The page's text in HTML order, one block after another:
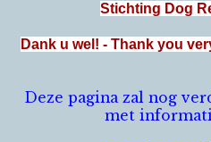
Stichting Dog
Dank u wel! - Thank you
Deze pagina zal nog
met